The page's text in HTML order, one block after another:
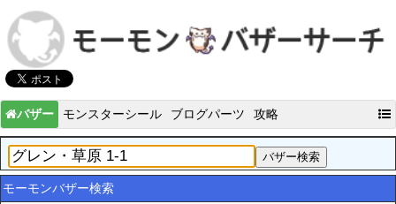
バザー モンスターシール ブログパーツ 攻略
モーモンバザー検索